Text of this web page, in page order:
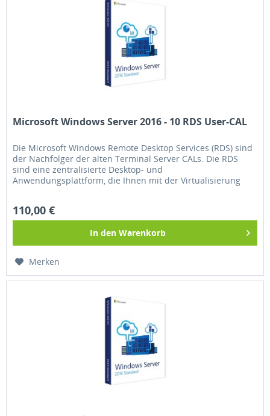
Microsoft Windows Server 2016 - 10 RDS User-CAL
Die Microsoft Windows Remote Desktop Services (RDS) sind
der Nachfolger der alten Terminal Server CALs. Die RDS
sind eine zentralisierte Desktop- und
Anwendungsplattform, die Ihnen mit der Virtualisierung
110,00 €
In den Warenkorb
Merken